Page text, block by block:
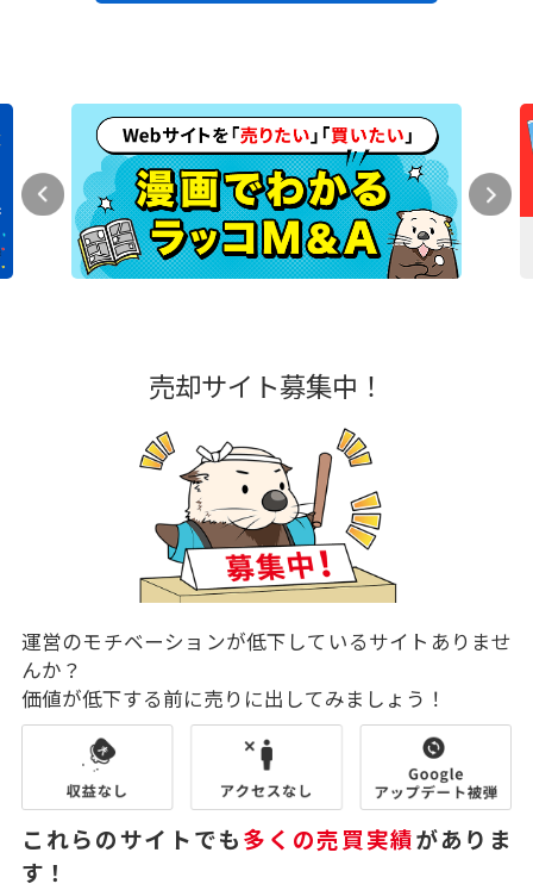
売却サイト募集中！
運営のモチベーションが低下しているサイトありませ
んか？
価値が低下する前に売りに出してみましょう！
これらのサイトでも多くの売買実績がありま
す！